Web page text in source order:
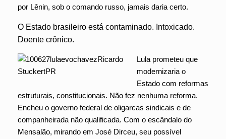
por Lênin, sob o comando russo, jamais daria certo.
O Estado brasileiro está contaminado. Intoxicado.
Doente crônico.
Lula prometeu que
modernizaria o
Estado com reformas
estruturais, constitucionais. Não fez nenhuma reforma.
Encheu o governo federal de oligarcas sindicais e de
companheirada não qualificada. Com o escândalo do
Mensalão, mirando em José Dirceu, seu possível